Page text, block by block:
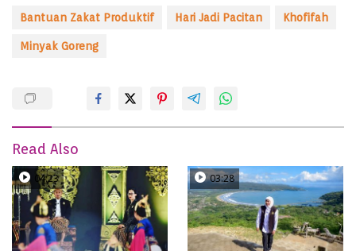
Bantuan Zakat Produktif Hari Jadi Pacitan Khofifah
Minyak Goreng
Read Also
04:23 03:28